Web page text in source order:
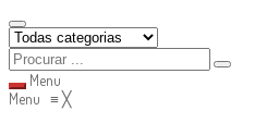
Menu
Menu ≡╳